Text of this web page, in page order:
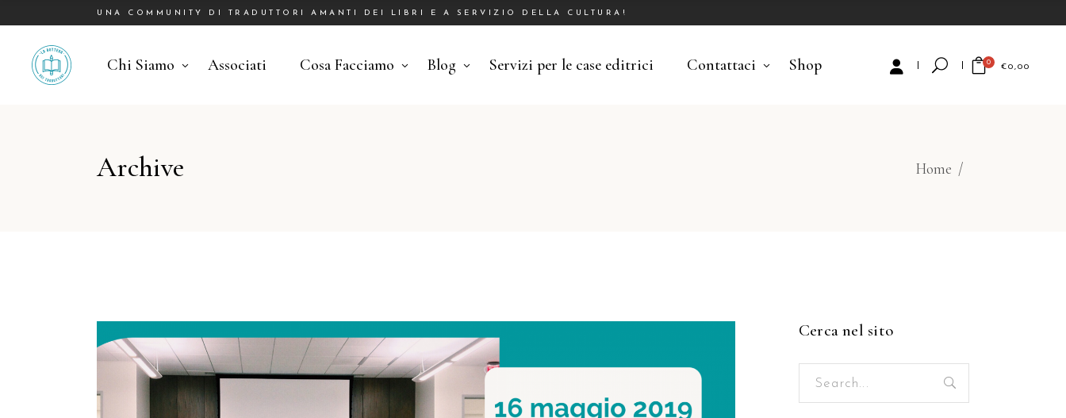
UNA COMMUNITY DI TRADUTTORI AMANTI DEI LIBRI E A SERVIZIO DELLA CULTURA!
Chi Siamo Associati Cosa Facciamo Blog Servizi per le case editrici Contattaci Shop 0 €0,00
Archive Home /
Cerca nel sito
Search